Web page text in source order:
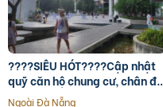
????SIÊU HÓT????Cập nhật
quỹ căn hộ chung cư, chân đế
kinh doanh Epic’s Home Thái
Ngoài Đà Nẵng